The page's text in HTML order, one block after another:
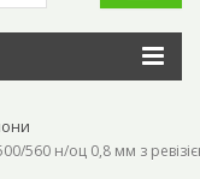
560 н/оц 0,8 мм з